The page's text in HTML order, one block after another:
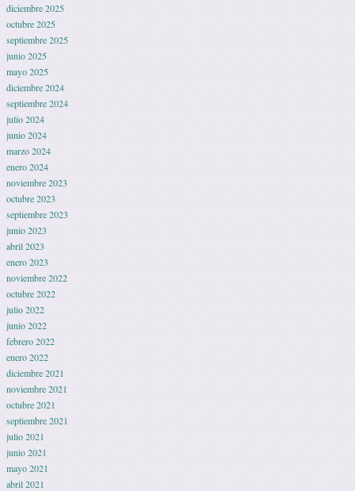
diciembre 2025
octubre 2025
septiembre 2025
junio 2025
mayo 2025
diciembre 2024
septiembre 2024
julio 2024
junio 2024
marzo 2024
enero 2024
noviembre 2023
octubre 2023
septiembre 2023
junio 2023
abril 2023
enero 2023
noviembre 2022
octubre 2022
julio 2022
junio 2022
febrero 2022
enero 2022
diciembre 2021
noviembre 2021
octubre 2021
septiembre 2021
julio 2021
junio 2021
mayo 2021
abril 2021